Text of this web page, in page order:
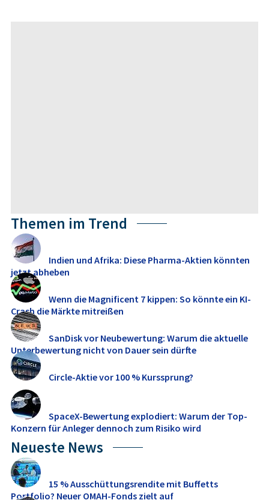
Themen im Trend
Indien und Afrika: Diese Pharma-Aktien könnten
jetzt abheben
Wenn die Magnificent 7 kippen: So könnte ein KI-
Crash die Märkte mitreißen
SanDisk vor Neubewertung: Warum die aktuelle
Unterbewertung nicht von Dauer sein dürfte
Circle-Aktie vor 100 % Kurssprung?
SpaceX-Bewertung explodiert: Warum der Top-
Konzern für Anleger dennoch zum Risiko wird
Neueste News
15 % Ausschüttungsrendite mit Buffetts
Portfolio? Neuer OMAH-Fonds zielt auf